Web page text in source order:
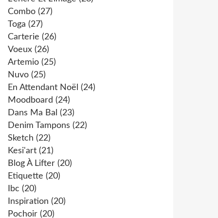
Combo (27)
Toga (27)
Carterie (26)
Voeux (26)
Artemio (25)
Nuvo (25)
En Attendant Noël (24)
Moodboard (24)
Dans Ma Bal (23)
Denim Tampons (22)
Sketch (22)
Kesi'art (21)
Blog À Lifter (20)
Etiquette (20)
Ibc (20)
Inspiration (20)
Pochoir (20)